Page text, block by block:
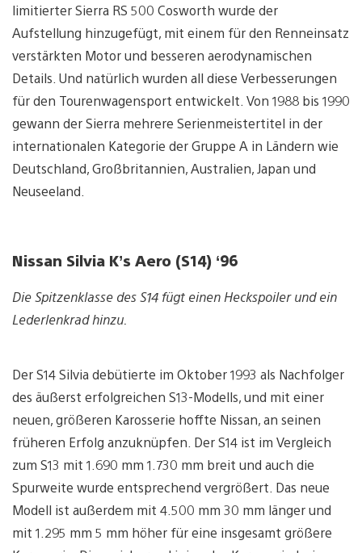
limitierter Sierra RS 500 Cosworth wurde der
Aufstellung hinzugefügt, mit einem für den Renneinsatz
verstärkten Motor und besseren aerodynamischen
Details. Und natürlich wurden all diese Verbesserungen
für den Tourenwagensport entwickelt. Von 1988 bis 1990
gewann der Sierra mehrere Serienmeistertitel in der
internationalen Kategorie der Gruppe A in Ländern wie
Deutschland, Großbritannien, Australien, Japan und
Neuseeland.
Nissan Silvia K’s Aero (S14) ‘96
Die Spitzenklasse des S14 fügt einen Heckspoiler und ein
Lederlenkrad hinzu.
Der S14 Silvia debütierte im Oktober 1993 als Nachfolger
des äußerst erfolgreichen S13-Modells, und mit einer
neuen, größeren Karosserie hoffte Nissan, an seinen
früheren Erfolg anzuknüpfen. Der S14 ist im Vergleich
zum S13 mit 1.690 mm 1.730 mm breit und auch die
Spurweite wurde entsprechend vergrößert. Das neue
Modell ist außerdem mit 4.500 mm 30 mm länger und
mit 1.295 mm 5 mm höher für eine insgesamt größere